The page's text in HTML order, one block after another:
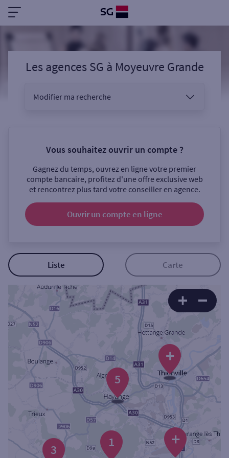
Les agences SG à Moyeuvre Grande
Modifier ma recherche
Sélectionnez votre recherche
Ouverte le samedi
Coffre-fort
Autour de moi
Ville / Code postal
Rue
Rechercher
Vous souhaitez ouvrir un compte ?
Gagnez du temps, ouvrez en ligne votre premier
compte bancaire, profitez d'une offre exclusive web
et rencontrez plus tard votre conseiller en agence.
Ouvrir un compte en ligne
Liste Carte
+
5
+
3 1